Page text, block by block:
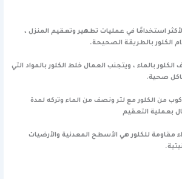
استخدامًا في عمليات تطهير وتعقيم المنزل ،
الكلور بالطريقة الصحيحة.
بالماء ، ويتجنب العمال خلط الكلور بالمواد التي
صحية.
من الكلور مع لتر ونصف من الماء وتركه لمدة
بعملية التعقيم
مقاومة للكلور هي الأسطح المعدنية والأرضيات